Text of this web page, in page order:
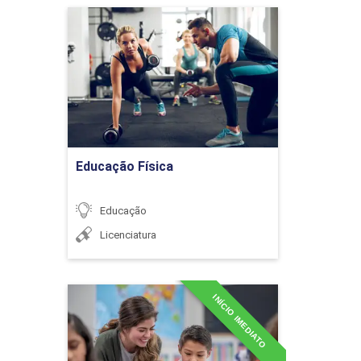
Introdução ao estudo das
políticas públicas em
educação
A concepção de políticas
públicas educacionais na
POLÍTICA EDUCACIONAL
Educação Física
Educação
Licenciatura
Educação Física
Detalhes do curso
Ir para Inscrição
INÍCIO IMEDIATO
Especialização em
Alfabetização e
Letramento